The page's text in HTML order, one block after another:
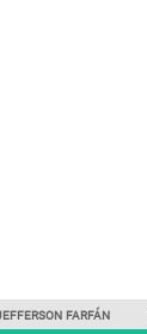
FARFÁN